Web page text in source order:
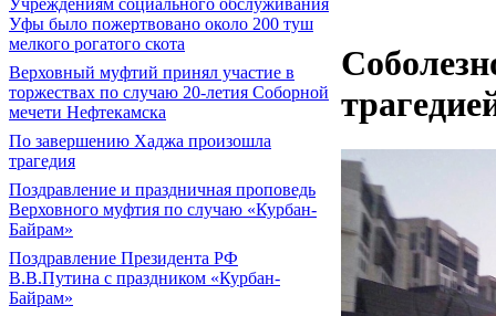
Учреждениям социального обслуживания
Уфы было пожертвовано около 200 туш
мелкого рогатого скота
Верховный муфтий принял участие в
торжествах по случаю 20-летия Соборной
мечети Нефтекамска
По завершению Хаджа произошла
трагедия
Поздравление и праздничная проповедь
Верховного муфтия по случаю «Курбан-
Байрам»
Поздравление Президента РФ
В.В.Путина с праздником «Курбан-
Байрам»